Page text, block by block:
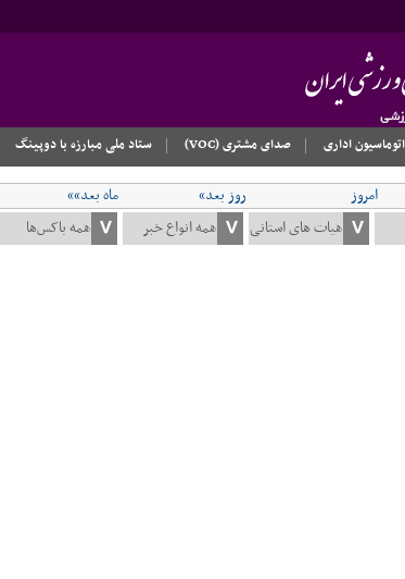
اتوماسیون اداری صدای مشتری (VOC) ستاد ملی مبارزه با دوپینگ
امروز روز بعد»
ماه بعد»»